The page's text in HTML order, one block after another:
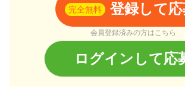
完全無料 登録して
会員登録済みの方はこちら
ログインして応